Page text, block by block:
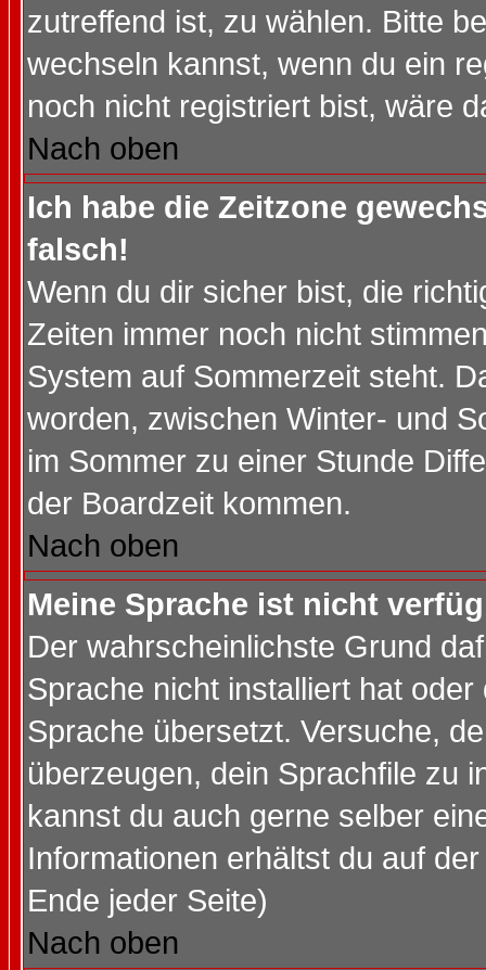
zutreffend ist, zu wählen. Bitte
wechseln kannst, wenn du ein
noch nicht registriert bist, wäre
Nach oben
Ich habe die Zeitzone
falsch!
Wenn du dir sicher bist, die
Zeiten immer noch nicht
System auf Sommerzeit steht.
worden, zwischen Winter- und
im Sommer zu einer Stunde
der Boardzeit kommen.
Nach oben
Meine Sprache ist nicht
Der wahrscheinlichste Grund
Sprache nicht installiert hat
Sprache übersetzt. Versuche,
überzeugen, dein Sprachfile zu
kannst du auch gerne selber
Informationen erhältst du auf
Ende jeder Seite)
Nach oben